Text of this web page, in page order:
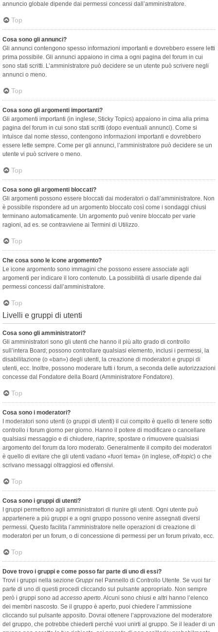
annuncio globale dipende dai permessi concessi dall’amministratore.
Top
Cosa sono gli annunci?
Gli annunci contengono spesso informazioni importanti e dovrebbero essere letti
prima possibile. Gli annunci appaiono in cima a ogni pagina del forum in cui
sono stati scritti. L’amministratore può decidere se un utente può scrivere negli
annunci o meno.
Top
Cosa sono gli argomenti importanti?
Gli argomenti importanti (in inglese, Sticky Topics) appaiono in cima alla prima
pagina del forum in cui sono stati scritti (dopo eventuali annunci). Come si
intuisce dal nome stesso, contengono informazioni importanti e dovrebbero
essere lette sempre. Come per gli annunci, l’amministratore può decidere se un
utente vi può scrivere o meno.
Top
Cosa sono gli argomenti bloccati?
Gli argomenti possono essere bloccati dai moderatori o dall’amministratore. Non
è possibile rispondere ad un argomento bloccato così come i sondaggi chiusi
terminano automaticamente. Un argomento può venire bloccato per varie
ragioni, ad es. se contravviene ai Termini di Utilizzo.
Top
Che cosa sono le icone argomento?
Le icone argomento sono immagini che possono essere associate agli
argomenti per indicare il loro contenuto. La possibilità di usarle dipende dai
permessi concessi dall’amministratore.
Top
Livelli e gruppi di utenti
Cosa sono gli amministratori?
Gli amministratori sono gli utenti che hanno il più alto grado di controllo
sull’intera Board; possono controllare qualsiasi elemento, inclusi i permessi, la
disabilitazione (o «ban») degli utenti, la creazione di moderatori e gruppi di
utenti, ecc. Inoltre, possono moderare tutti i forum, a seconda delle autorizzazioni
concesse dal Fondatore della Board (Amministratore Fondatore).
Top
Cosa sono i moderatori?
I moderatori sono utenti (o gruppi di utenti) il cui compito è quello di tenere sotto
controllo i forum giorno per giorno. Hanno il potere di modificare o cancellare
qualsiasi messaggio e di chiudere, riaprire, spostare o rimuovere qualsiasi
argomento del forum da loro moderato. Generalmente il compito dei moderatori
è quello di evitare che gli utenti vadano «fuori tema» (in inglese, off-topic) o che
scrivano messaggi oltraggiosi ed offensivi.
Top
Cosa sono i gruppi di utenti?
I gruppi permettono agli amministratori di riunire gli utenti. Ogni utente può
appartenere a più gruppi e a ogni gruppo possono venire assegnati diversi
permessi. Questo facilita l’amministratore nelle operazioni di creazione di
moderatori per un forum, o di concessione di permessi per un forum privato, ecc.
Top
Dove trovo i gruppi e come posso far parte di uno di essi?
Trovi i gruppi nella sezione Gruppi nel Pannello di Controllo Utente. Se vuoi far
parte di uno di questi procedi cliccando sul pulsante appropriato. Non sempre
però i gruppi sono ad accesso aperto. Alcuni sono chiusi e altri hanno l’elenco
dei membri nascosto. Se il gruppo è aperto, puoi chiedere l’ammissione
cliccando sul pulsante apposito. Dovrai ottenere l’approvazione del moderatore
del gruppo, che potrebbe chiederti perché vuoi unirti al gruppo. Se il leader di un